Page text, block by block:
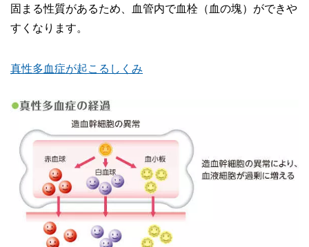
固まる性質があるため、血管内で血栓（血の塊）ができや
すくなります。
真性多血症が起こるしくみ